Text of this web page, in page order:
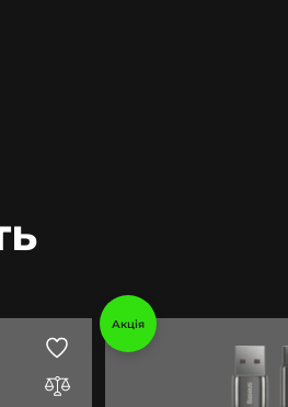
Акція